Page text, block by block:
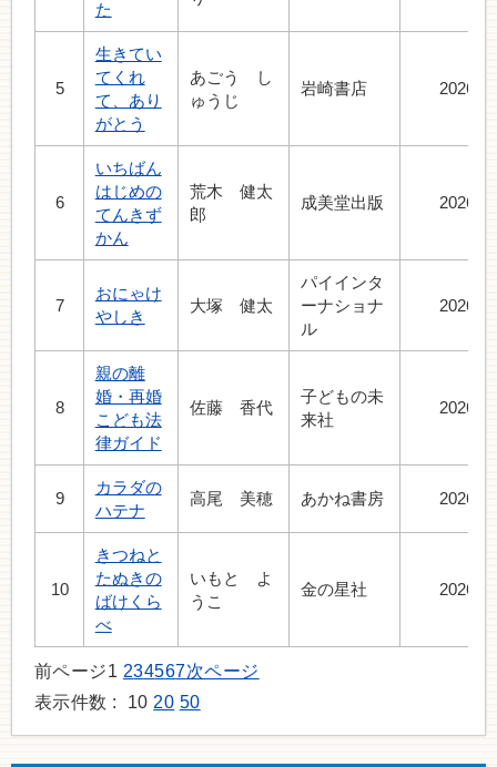
た
5
生きてい
てくれ
て、あり
がとう
あごう し
ゅうじ
岩崎書店 2026.7
6
いちばん
はじめの
てんきず
かん
荒木 健太
郎
成美堂出版 2026.8
7
おにゃけ
やしき
大塚 健太
パイインタ
ーナショナ
ル
2026.7
8
親の離
婚・再婚
こども法
律ガイド
佐藤 香代
子どもの未
来社
2026.7
9
カラダの
ハテナ
高尾 美穂 あかね書房 2026.6
10
きつねと
たぬきの
ばけくら
べ
いもと よ
うこ
金の星社 2026.7
前ページ1 234567次ページ
表示件数 : 10 20 50